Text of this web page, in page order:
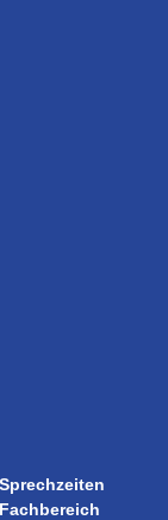
Sprechzeiten
Fachbereich